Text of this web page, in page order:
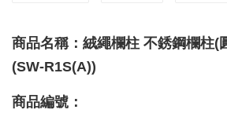
商品名稱：絨繩欄柱 不銹鋼欄柱(
(SW-R1S(A))
商品編號：